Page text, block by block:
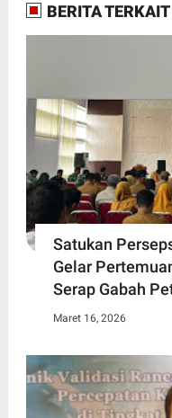
BERITA TERKAIT
Satukan
Gelar
Serap Gabah
Maret 16, 2026